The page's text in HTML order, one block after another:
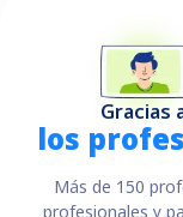
Gracias
los
Más de 150
profesionales y